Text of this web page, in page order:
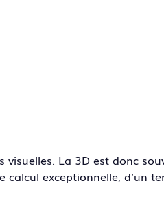
La 3D est donc
calcul exceptionnelle, d’un